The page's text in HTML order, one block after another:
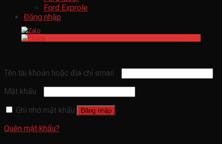
Ford Exprole
Đăng nhập
Tên tài khoản hoặc địa chỉ email
Mật khẩu
Ghi nhớ mật khẩu
Đăng nhập
Quên mật khẩu?